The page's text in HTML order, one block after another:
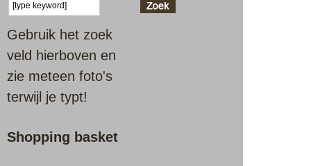
Gebruik het zoek
veld hierboven en
zie meteen foto's
terwijl je typt!
Shopping basket